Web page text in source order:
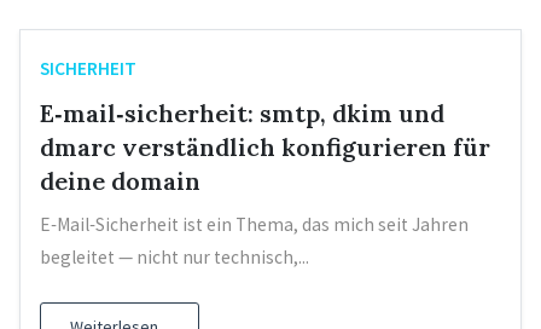
SICHERHEIT
E‑mail‑sicherheit: smtp, dkim und
dmarc verständlich konfigurieren für
deine domain
E‑Mail‑Sicherheit ist ein Thema, das mich seit Jahren
begleitet — nicht nur technisch,...